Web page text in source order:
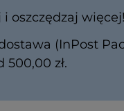
oszczędzaj więcej!
(InPost
500,00 zł.